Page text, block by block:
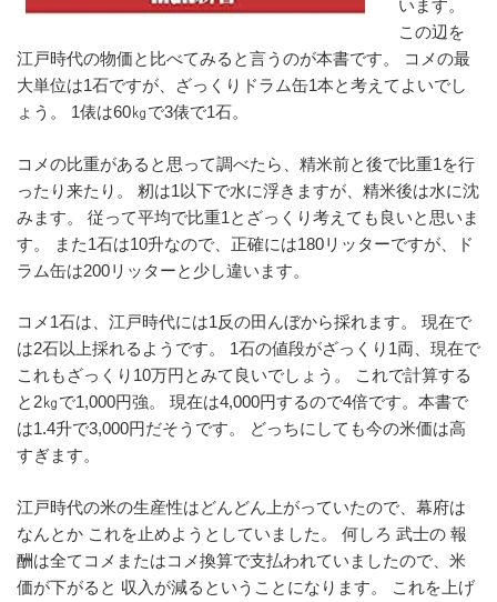
います。
この辺を
江戸時代の物価と比べてみると言うのが本書です。 コメの最
大単位は1石ですが、ざっくりドラム缶1本と考えてよいでし
ょう。 1俵は60㎏で3俵で1石。
コメの比重があると思って調べたら、精米前と後で比重1を行
ったり来たり。 籾は1以下で水に浮きますが、精米後は水に沈
みます。 従って平均で比重1とざっくり考えても良いと思いま
す。 また1石は10升なので、正確には180リッターですが、ド
ラム缶は200リッターと少し違います。
コメ1石は、江戸時代には1反の田んぼから採れます。 現在で
は2石以上採れるようです。 1石の値段がざっくり1両、現在で
これもざっくり10万円とみて良いでしょう。 これで計算する
と2㎏で1,000円強。 現在は4,000円するので4倍です。本書で
は1.4升で3,000円だそうです。 どっちにしても今の米価は高
すぎます。
江戸時代の米の生産性はどんどん上がっていたので、幕府は
なんとか これを止めようとしていました。 何しろ 武士の 報
酬は全てコメまたはコメ換算で支払われていましたので、米
価が下がると 収入が減るということになります。 これを上げ